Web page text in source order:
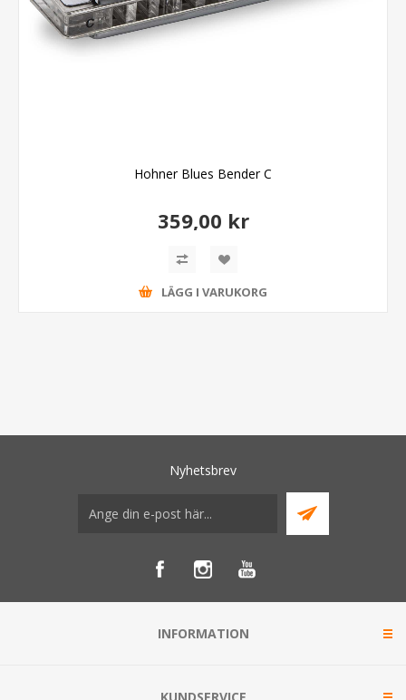
Hohner Blues Bender C
359,00 kr
LÄGG I VARUKORG
Nyhetsbrev
INFORMATION